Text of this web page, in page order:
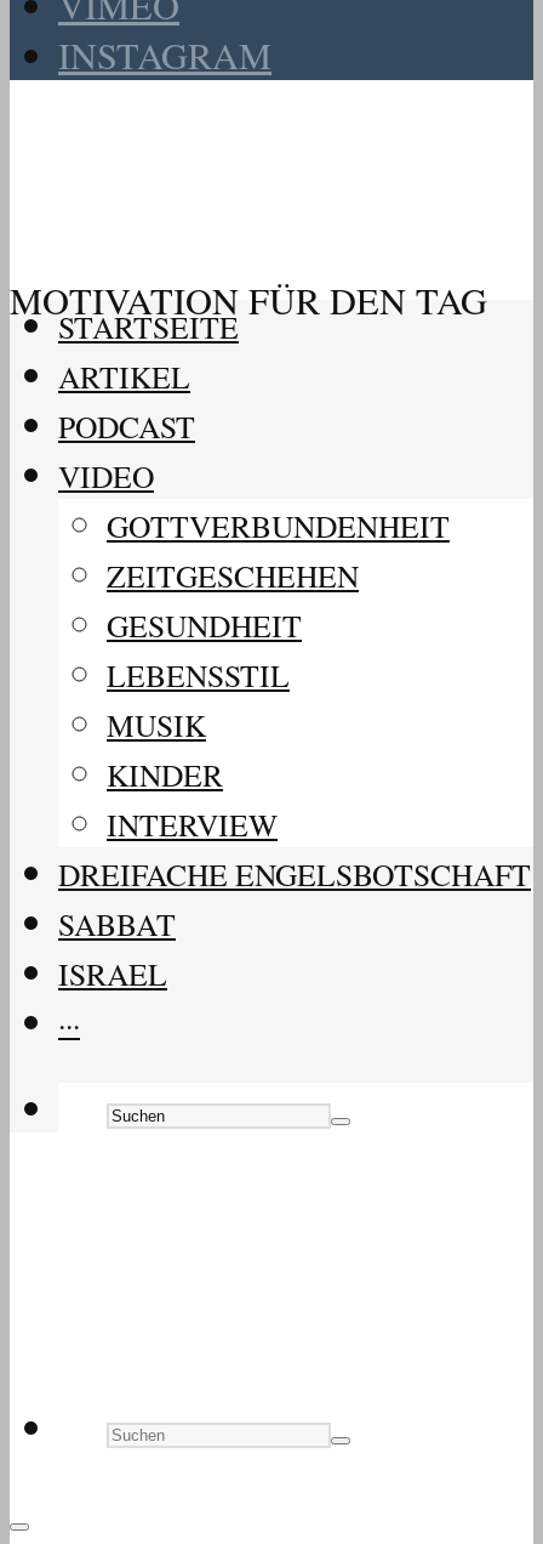
INSTAGRAM
MOTIVATION FÜR DEN TAG
STARTSEITE
ARTIKEL
PODCAST
VIDEO
GOTTVERBUNDENHEIT
ZEITGESCHEHEN
GESUNDHEIT
LEBENSSTIL
MUSIK
KINDER
INTERVIEW
DREIFACHE ENGELSBOTSCHAFT
SABBAT
ISRAEL
···